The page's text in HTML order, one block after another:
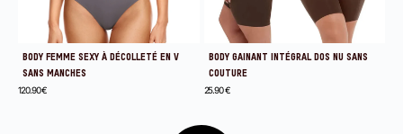
BODY FEMME SEXY À DÉCOLLETÉ EN V
SANS MANCHES
120.90€
BODY GAINANT INTÉGRAL DOS NU SANS
COUTURE
25.90€